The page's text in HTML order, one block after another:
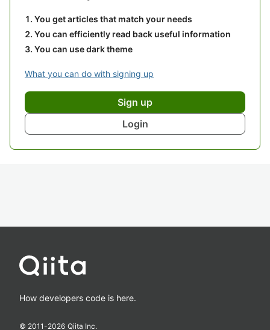
You get articles that match your needs
You can efficiently read back useful information
You can use dark theme
What you can do with signing up
Sign up
Login
How developers code is here.
© 2011-2026 Qiita Inc.